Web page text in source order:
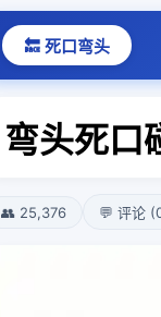
🔙 死口弯头
弯头死口
👥 25,376 💬 评论